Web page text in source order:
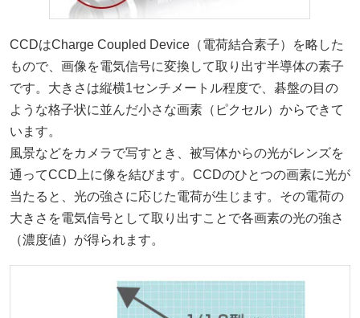
CCDはCharge Coupled Device（電荷結合素子）を略した
もので、画像を電気信号に変換して取り出す半導体の素子
です。大きさは縦横1センチメートル程度で、碁盤の目の
ような格子状に並んだ小さな画素（ピクセル）からできて
います。
風景などをカメラで写すとき、被写体からの光がレンズを
通ってCCD上に像を結びます。CCDのひとつの画素に光が
当たると、光の強さに応じた電荷が生じます。その電荷の
大きさを電気信号として取り出すことで各画素の光の強さ
（濃度値）が得られます。